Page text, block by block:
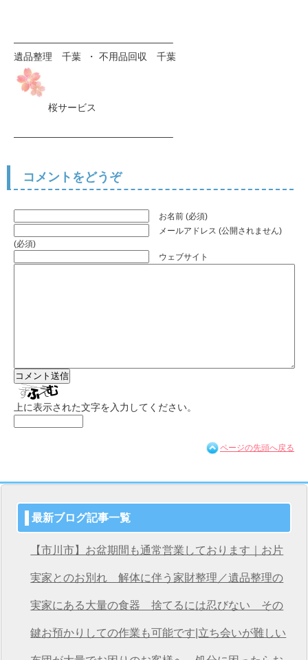
————————————————–
遺品整理 千葉 ・ 不用品回収 千葉
桜サービス
————————————————–
コメントをどうぞ
お名前 (必須)
メールアドレス (公開されません)
(必須)
ウェブサイト
上に表示された文字を入力してください。
ページの先頭へ戻る
最新ブログ記事一覧
【市川市】お盆期間も通常営業しております｜お片
付け・不用品回収は桜サービス市川店へ
実家とのお別れ 解体に伴う家財整理／遺品整理の
桜サービス市川店
実家にある大量の食器 捨てるには忍びない その
想いを次につなげる
鍵お預かりしての作業も可能です|立ち会いが難しい